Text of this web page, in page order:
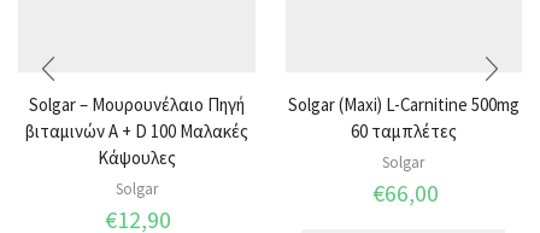
Solgar – Μουρουνέλαιο Πηγή
βιταμινών Α + D 100 Μαλακές
Κάψουλες
Solgar
€12,90
Solgar (Maxi) L-Carnitine 500mg
60 ταμπλέτες
Solgar
€66,00